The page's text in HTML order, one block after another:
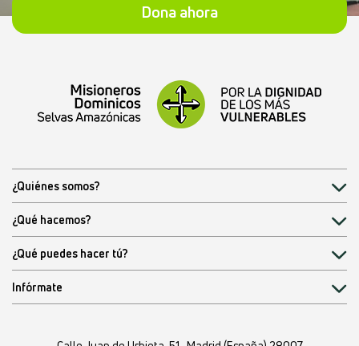
Dona ahora
¿Quiénes somos?
¿Qué hacemos?
¿Qué puedes hacer tú?
Infórmate